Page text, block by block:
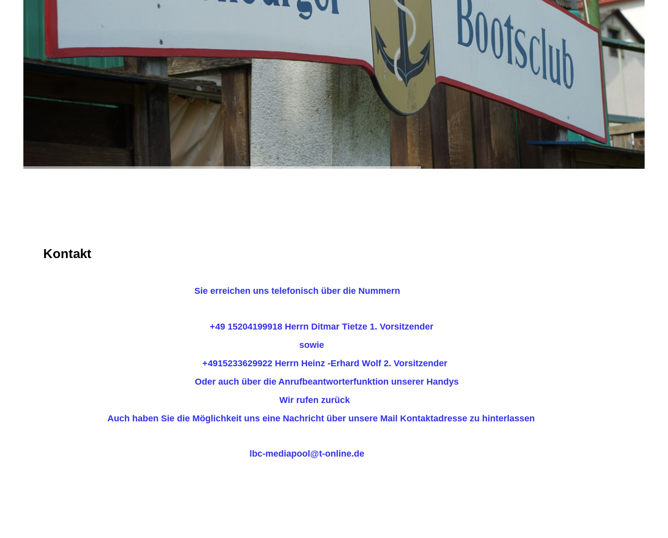
Kontakt
Sie erreichen uns telefonisch über die Nummern
+49 15204199918 Herrn Ditmar Tietze 1. Vorsitzender
sowie
+4915233629922 Herrn Heinz -Erhard Wolf 2. Vorsitzender
Oder auch über die Anrufbeantworterfunktion unserer Handys
Wir rufen zurück
Auch haben Sie die Möglichkeit uns eine Nachricht über unsere Mail Kontaktadresse zu hinterlassen
lbc-mediapool@t-online.de